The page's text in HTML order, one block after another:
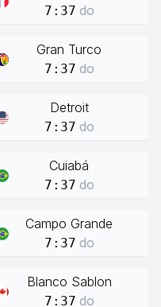
7:37 do
Gran Turco
7:37 do
Detroit
7:37 do
Cuiabá
7:37 do
Campo Grande
7:37 do
Blanco Sablon
7:37 do